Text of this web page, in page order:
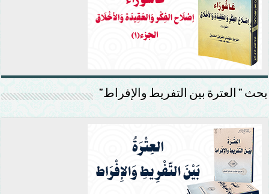
بحث ” العترة بين التفريط والإفراط”